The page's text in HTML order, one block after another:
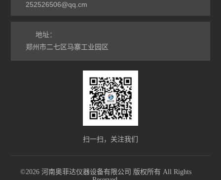
252526506@qq.cm
地址：
郑州市二七区马寨工业园区
扫一扫，关注我们
©2026 河南奥菲达仪器设备有限公司 版权所有 All Rights